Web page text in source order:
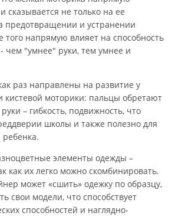
сказывается не только на ее
предотвращении и устранении
того напрямую влияет на способность
чем "умнее" руки, тем умнее и
раз направлены на развитие у
кистевой моторики: пальцы обретают
руки – гибкость, подвижность, что
школы и также полезно для
элементы одежды –
как их легко можно скомбинировать.
может «сшить» одежку по образцу,
свои модели, что способствует
способностей и наглядно-